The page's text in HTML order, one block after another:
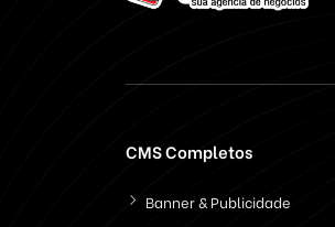
CMS Completos
Banner & Publicidade